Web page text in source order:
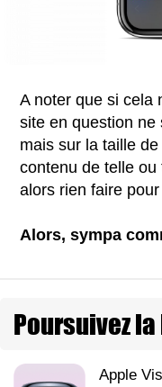
A noter que si cela
site en question
mais sur la taille
contenu de telle
alors rien faire
Alors, sympa
Poursuivez
Apple